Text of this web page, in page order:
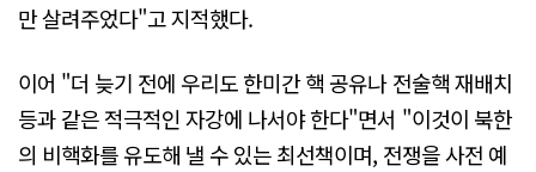
만 살려주었다"고 지적했다.
이어 "더 늦기 전에 우리도 한미간 핵 공유나 전술핵 재배치
등과 같은 적극적인 자강에 나서야 한다"면서 "이것이 북한
의 비핵화를 유도해 낼 수 있는 최선책이며, 전쟁을 사전 예